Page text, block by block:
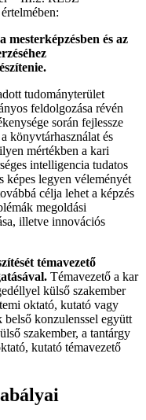
mesterképzésben és az
tudományterület
feldolgozása révén
során fejlessze
könyvtárhasználat és
mértékben a kari
intelligencia tudatos
képes legyen véleményét
célja lehet a képzés
megoldási
illetve innovációs
témavezető
Témavezető a kar
külső szakember
oktató, kutató vagy
belső konzulenssel együtt
szakember, a tantárgy
kutató témavezető